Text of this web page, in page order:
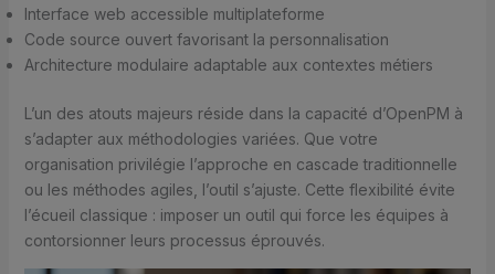
Interface web accessible multiplateforme
Code source ouvert favorisant la personnalisation
Architecture modulaire adaptable aux contextes métiers
L’un des atouts majeurs réside dans la capacité d’OpenPM à
s’adapter aux méthodologies variées. Que votre
organisation privilégie l’approche en cascade traditionnelle
ou les méthodes agiles, l’outil s’ajuste. Cette flexibilité évite
l’écueil classique : imposer un outil qui force les équipes à
contorsionner leurs processus éprouvés.